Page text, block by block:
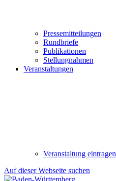
Pressemitteilungen
Rundbriefe
Publikationen
Stellungnahmen
Veranstaltungen
Veranstaltung eintragen
Auf dieser Webseite suchen